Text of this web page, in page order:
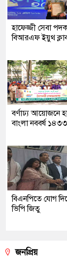
হাফেজ্জী সেবা
বিআরএফ ইয়ুথ
বর্ণাঢ্য আয়োজনে
বাংলা নববর্ষ
বিএনপিতে যোগ
ভিপি জিতু
জনপ্রিয়